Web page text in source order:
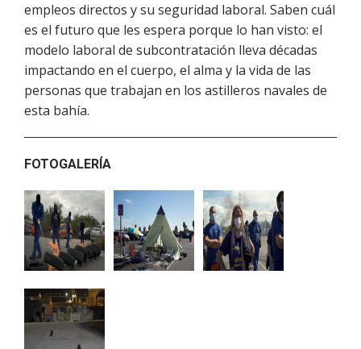
empleos directos y su seguridad laboral. Saben cuál
es el futuro que les espera porque lo han visto: el
modelo laboral de subcontratación lleva décadas
impactando en el cuerpo, el alma y la vida de las
personas que trabajan en los astilleros navales de
esta bahía.
FOTOGALERÍA